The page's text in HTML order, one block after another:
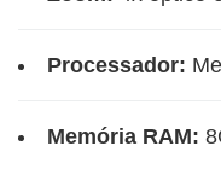
Processador:
Memória RAM: